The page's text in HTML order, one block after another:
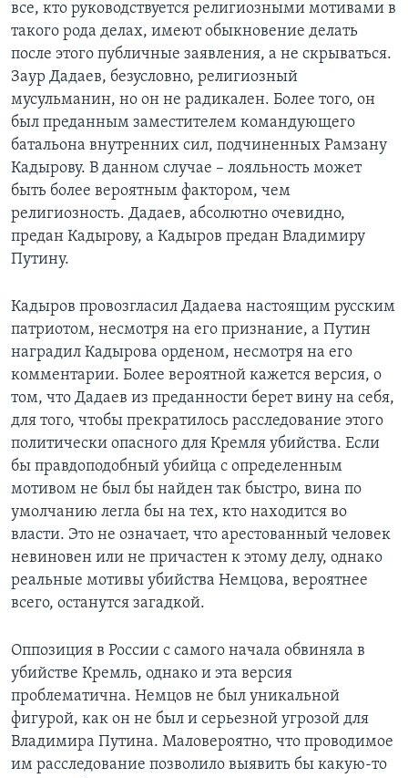
все, кто руководствуется религиозными мотивами в
такого рода делах, имеют обыкновение делать
после этого публичные заявления, а не скрываться.
Заур Дадаев, безусловно, религиозный
мусульманин, но он не радикален. Более того, он
был преданным заместителем командующего
батальона внутренних сил, подчиненных Рамзану
Кадырову. В данном случае – лояльность может
быть более вероятным фактором, чем
религиозность. Дадаев, абсолютно очевидно,
предан Кадырову, а Кадыров предан Владимиру
Путину.
Кадыров провозгласил Дадаева настоящим русским
патриотом, несмотря на его признание, а Путин
наградил Кадырова орденом, несмотря на его
комментарии. Более вероятной кажется версия, о
том, что Дадаев из преданности берет вину на себя,
для того, чтобы прекратилось расследование этого
политически опасного для Кремля убийства. Если
бы правдоподобный убийца с определенным
мотивом не был бы найден так быстро, вина по
умолчанию легла бы на тех, кто находится во
власти. Это не означает, что арестованный человек
невиновен или не причастен к этому делу, однако
реальные мотивы убийства Немцова, вероятнее
всего, останутся загадкой.
Оппозиция в России с самого начала обвиняла в
убийстве Кремль, однако и эта версия
проблематична. Немцов не был уникальной
фигурой, как он не был и серьезной угрозой для
Владимира Путина. Маловероятно, что проводимое
им расследование позволило выявить бы какую-то